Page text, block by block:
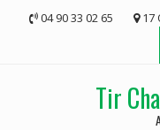
04 90 33 02 65
17
Tir